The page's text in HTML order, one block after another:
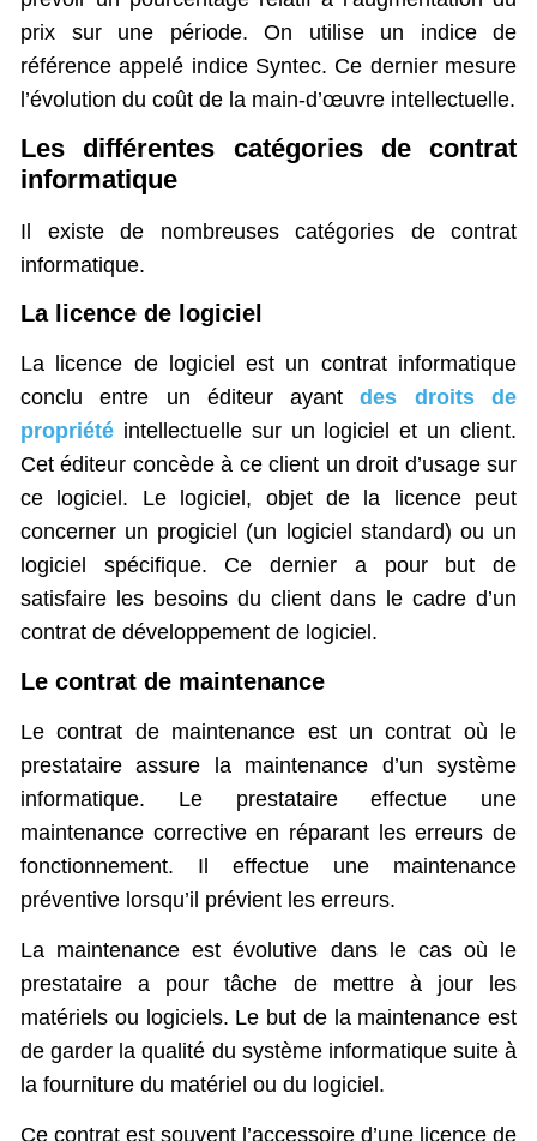
prix sur une période. On utilise un indice de
référence appelé indice Syntec. Ce dernier mesure
l’évolution du coût de la main-d’œuvre intellectuelle.
Les différentes catégories de contrat
informatique
Il existe de nombreuses catégories de contrat
informatique.
La licence de logiciel
La licence de logiciel est un contrat informatique
conclu entre un éditeur ayantdes droits de
propriété intellectuelle sur un logiciel et un client.
Cet éditeur concède à ce client un droit d’usage sur
ce logiciel. Le logiciel, objet de la licence peut
concerner un progiciel (un logiciel standard) ou un
logiciel spécifique. Ce dernier a pour but de
satisfaire les besoins du client dans le cadre d’un
contrat de développement de logiciel.
Le contrat de maintenance
Le contrat de maintenance est un contrat où le
prestataire assure la maintenance d’un système
informatique. Le prestataire effectue une
maintenance corrective en réparant les erreurs de
fonctionnement. Il effectue une maintenance
préventive lorsqu’il prévient les erreurs.
La maintenance est évolutive dans le cas où le
prestataire a pour tâche de mettre à jour les
matériels ou logiciels. Le but de la maintenance est
de garder la qualité du système informatique suite à
la fourniture du matériel ou du logiciel.
Ce contrat est souvent l’accessoire d’une licence de